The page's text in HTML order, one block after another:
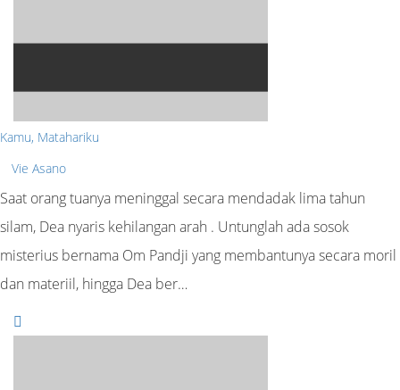
Kamu, Matahariku
Vie Asano
Saat orang tuanya meninggal secara mendadak lima tahun
silam, Dea nyaris kehilangan arah . Untunglah ada sosok
misterius bernama Om Pandji yang membantunya secara moril
dan materiil, hingga Dea ber…